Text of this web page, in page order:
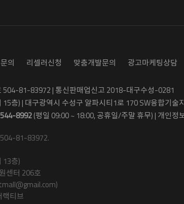
의 리셀러신청 맞춤개발문의 광고마케팅상담
504-81-83972 | 통신판매업신고 2018-대구수성-0281
층) | 대구광역시 수성구 알파시티1로 170 SW융합기술
8992(평일 09:00 ~ 18:00, 공휴일/주말 휴무) | 개인
81-83972.
13층)
센터 206호
랙티브